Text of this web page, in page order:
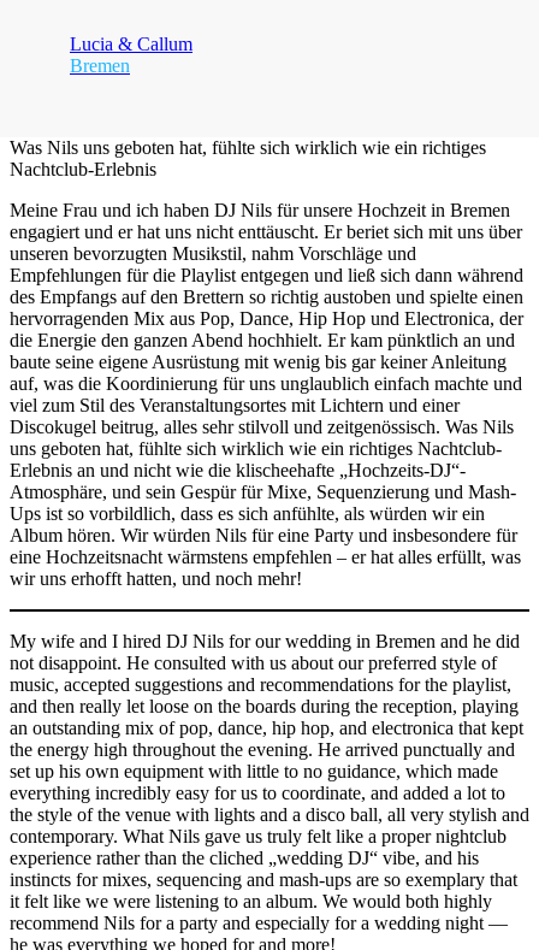
Lucia & Callum
Bremen
Was Nils uns geboten hat, fühlte sich wirklich wie ein richtiges
Nachtclub-Erlebnis
Meine Frau und ich haben DJ Nils für unsere Hochzeit in Bremen
engagiert und er hat uns nicht enttäuscht. Er beriet sich mit uns über
unseren bevorzugten Musikstil, nahm Vorschläge und
Empfehlungen für die Playlist entgegen und ließ sich dann während
des Empfangs auf den Brettern so richtig austoben und spielte einen
hervorragenden Mix aus Pop, Dance, Hip Hop und Electronica, der
die Energie den ganzen Abend hochhielt. Er kam pünktlich an und
baute seine eigene Ausrüstung mit wenig bis gar keiner Anleitung
auf, was die Koordinierung für uns unglaublich einfach machte und
viel zum Stil des Veranstaltungsortes mit Lichtern und einer
Discokugel beitrug, alles sehr stilvoll und zeitgenössisch. Was Nils
uns geboten hat, fühlte sich wirklich wie ein richtiges Nachtclub-
Erlebnis an und nicht wie die klischeehafte „Hochzeits-DJ“-
Atmosphäre, und sein Gespür für Mixe, Sequenzierung und Mash-
Ups ist so vorbildlich, dass es sich anfühlte, als würden wir ein
Album hören. Wir würden Nils für eine Party und insbesondere für
eine Hochzeitsnacht wärmstens empfehlen – er hat alles erfüllt, was
wir uns erhofft hatten, und noch mehr!
My wife and I hired DJ Nils for our wedding in Bremen and he did
not disappoint. He consulted with us about our preferred style of
music, accepted suggestions and recommendations for the playlist,
and then really let loose on the boards during the reception, playing
an outstanding mix of pop, dance, hip hop, and electronica that kept
the energy high throughout the evening. He arrived punctually and
set up his own equipment with little to no guidance, which made
everything incredibly easy for us to coordinate, and added a lot to
the style of the venue with lights and a disco ball, all very stylish and
contemporary. What Nils gave us truly felt like a proper nightclub
experience rather than the cliched „wedding DJ“ vibe, and his
instincts for mixes, sequencing and mash-ups are so exemplary that
it felt like we were listening to an album. We would both highly
recommend Nils for a party and especially for a wedding night —
he was everything we hoped for and more!